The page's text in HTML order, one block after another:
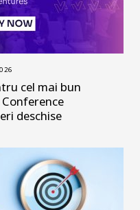
cel mai bun
deschise